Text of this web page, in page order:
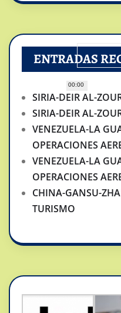
00:00
ENTRADAS
SIRIA-DEIR AL-
SIRIA-DEIR AL-
VENEZUELA-LA
OPERACIONES
VENEZUELA-LA
OPERACIONES
CHINA-GANSU-
TURISMO